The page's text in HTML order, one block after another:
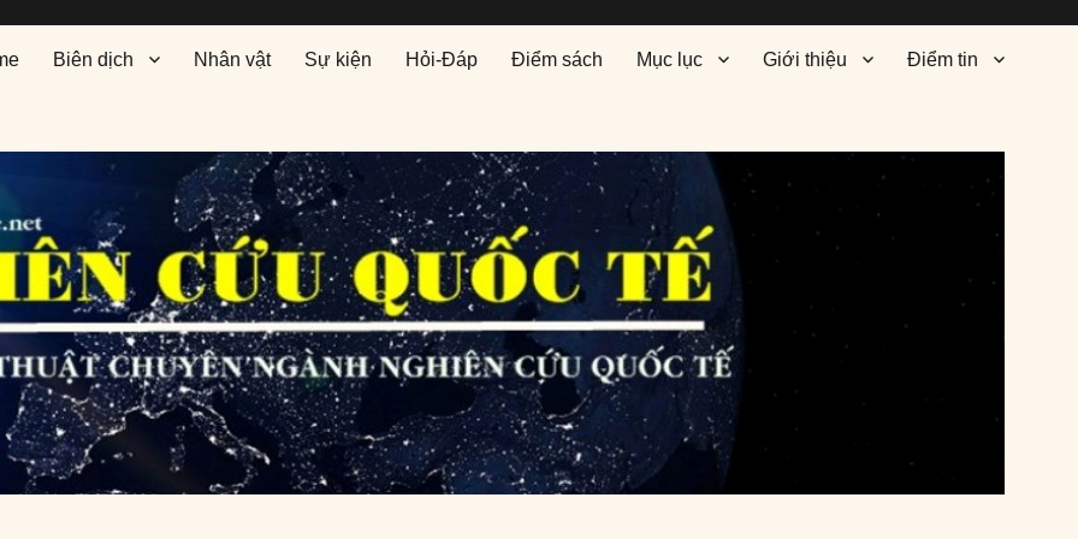
Biên dịch Nhân vật Sự kiện Hỏi-Đáp Điểm sách Mục lục Giới thiệu Điểm tin